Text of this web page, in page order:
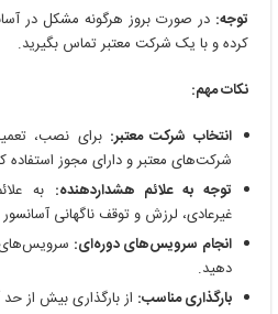
توجه: در صورت بروز هرگونه مشکل در
کرده و با یک شرکت معتبر تماس بگیرید.
نکات مهم:
انتخاب شرکت معتبر: برای نصب،
شرکت‌های معتبر و دارای مجوز استفاده
توجه به علائم هشداردهنده: به
غیرعادی، لرزش و توقف ناگهانی
انجام سرویس‌های دوره‌ای: سرویس‌های
دهید.
بارگذاری مناسب: از بارگذاری بیش از